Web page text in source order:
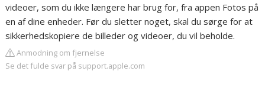
videoer, som du ikke længere har brug for, fra appen Fotos på
en af dine enheder. Før du sletter noget, skal du sørge for at
sikkerhedskopiere de billeder og videoer, du vil beholde.
Anmodning om fjernelse
Se det fulde svar på support.apple.com